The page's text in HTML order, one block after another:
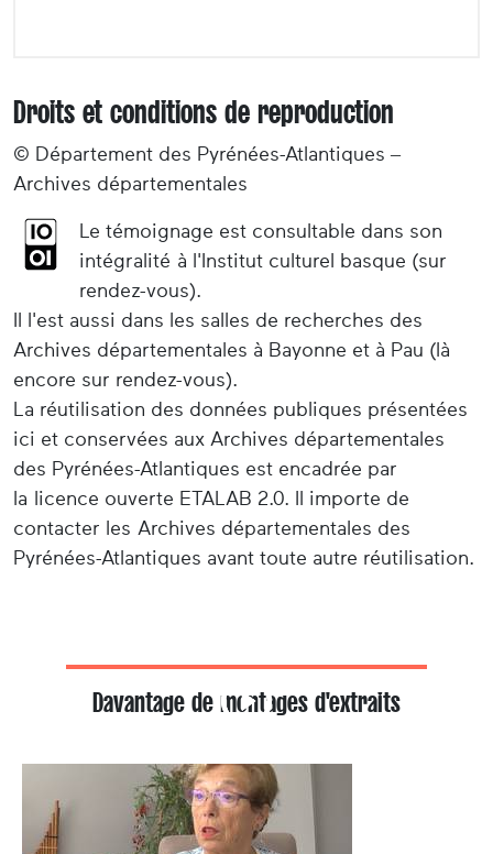
Droits et conditions de reproduction
© Département des Pyrénées-Atlantiques –
Archives départementales
Le témoignage est consultable dans son
intégralité à l'Institut culturel basque (sur
rendez-vous).
Il l'est aussi dans les salles de recherches des
Archives départementales à Bayonne et à Pau (là
encore sur rendez-vous).
La réutilisation des données publiques présentées
ici et conservées aux Archives départementales
des Pyrénées-Atlantiques est encadrée par
la licence ouverte ETALAB 2.0. Il importe de
contacter les Archives départementales des
Pyrénées-Atlantiques avant toute autre réutilisation.
Davantage de montages d'extraits